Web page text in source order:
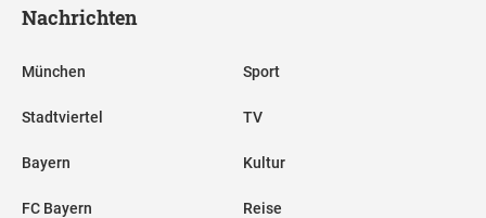
Nachrichten
München
Stadtviertel
Bayern
FC Bayern
Sport
TV
Kultur
Reise